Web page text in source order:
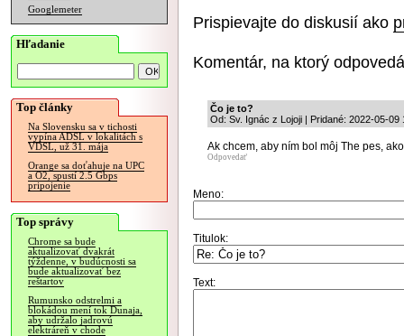
Googlemeter
Hľadanie
Top články
Na Slovensku sa v tichosti
vypína ADSL v lokalitách s
VDSL, už 31. mája
Orange sa doťahuje na UPC
a O2, spustí 2.5 Gbps
pripojenie
Top správy
Chrome sa bude
aktualizovať dvakrát
týždenne, v budúcnosti sa
bude aktualizovať bez
reštartov
Rumunsko odstrelmi a
blokádou mení tok Dunaja,
aby udržalo jadrovú
elektráreň v chode
Prispievajte do diskusií ako
Komentár, na ktorý
Čo je to?
Od: Sv. Ignác z Lojoji | Pridané: 2022-05-09
Ak chcem, aby ním bol môj The pes,
Odpovedať
Meno:
Titulok:
Text: